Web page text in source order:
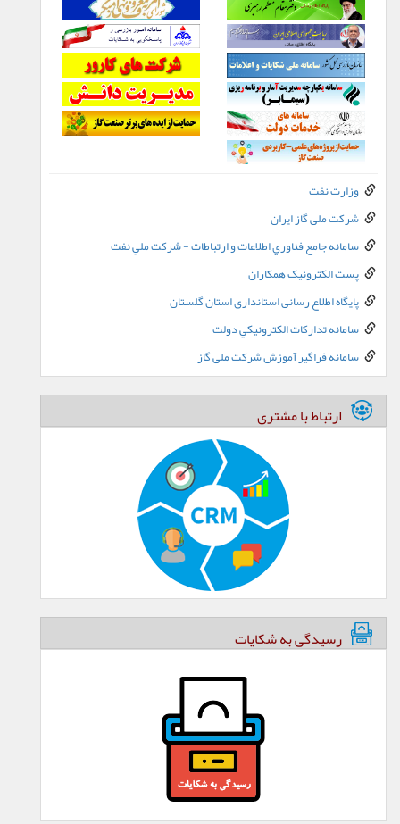
وزارت نفت
شرکت ملی گاز ایران
سامانه جامع فناوري اطلاعات و ارتباطات - شرکت ملي نفت
پست الکترونيک همکاران
پایگاه اطلاع رسانی استانداری استان گلستان
سامانه تدارکات الکترونيکي دولت
سامانه فراگیر آموزش شرکت ملی گاز
ارتباط با مشتری
رسیدگی به شکایات